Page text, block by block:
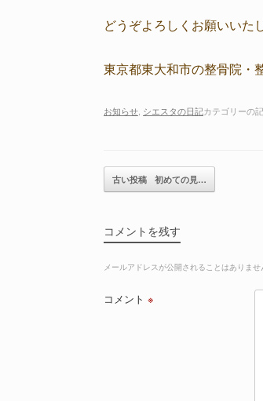
どうぞよろしくお願いいた
東京都東大和市の整骨院・
お知らせ シエスタの日記カテゴリーの
記事のナビゲーション
古い投稿 初めての見…
コメントを残す
メールアドレスが公開されることはありませ
コメント ※